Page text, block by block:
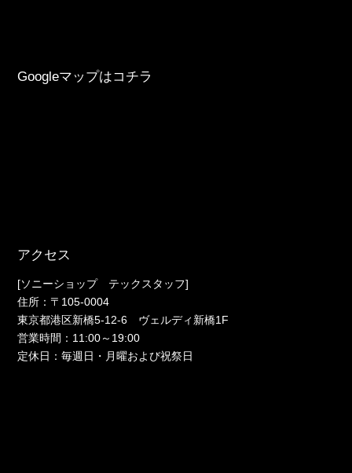
Googleマップはコチラ
アクセス
[ソニーショップ テックスタッフ]
住所：〒105-0004
東京都港区新橋5-12-6 ヴェルディ新橋1F
営業時間：11:00～19:00
定休日：毎週日・月曜および祝祭日